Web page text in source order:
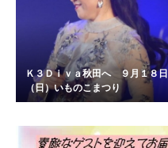
Ｋ３Ｄｉｖａ秋田へ ９月１８日
（日）いものこまつり